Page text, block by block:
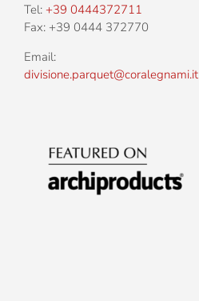
Tel: +39 0444372711
Fax: +39 0444 372770
Email:
divisione.parquet@coralegnami.it